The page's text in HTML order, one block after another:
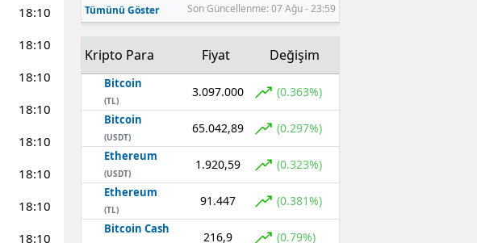
18:10
18:10
18:10
18:10
18:10
18:10
18:10
18:10
Tümünü Göster Son Güncellenme: 07 Ağu - 23:59
Kripto Para Fiyat Değişim
Bitcoin
(TL)
3.097.000 (0.363%)
Bitcoin
(USDT)
65.042,89 (0.297%)
Ethereum
(USDT)
1.920,59 (0.323%)
Ethereum
(TL)
91.447 (0.381%)
Bitcoin Cash
216,9 (0.79%)